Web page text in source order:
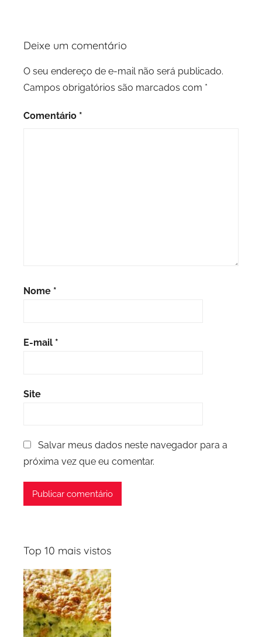
Deixe um comentário
O seu endereço de e-mail não será publicado.
Campos obrigatórios são marcados com *
Comentário *
Nome *
E-mail *
Site
Salvar meus dados neste navegador para a
próxima vez que eu comentar.
Top 10 mais vistos